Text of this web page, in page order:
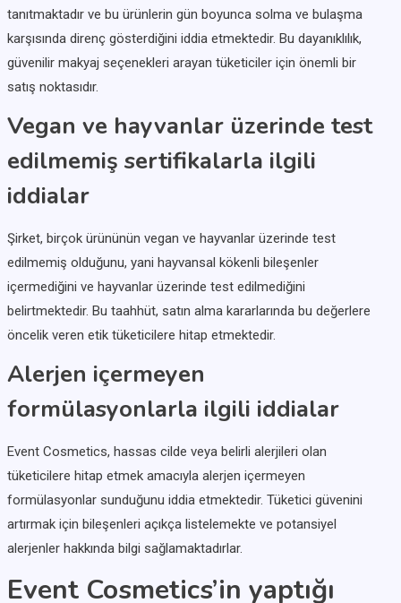
tanıtmaktadır ve bu ürünlerin gün boyunca solma ve bulaşma
karşısında direnç gösterdiğini iddia etmektedir. Bu dayanıklılık,
güvenilir makyaj seçenekleri arayan tüketiciler için önemli bir
satış noktasıdır.
Vegan ve hayvanlar üzerinde test
edilmemiş sertifikalarla ilgili
iddialar
Şirket, birçok ürününün vegan ve hayvanlar üzerinde test
edilmemiş olduğunu, yani hayvansal kökenli bileşenler
içermediğini ve hayvanlar üzerinde test edilmediğini
belirtmektedir. Bu taahhüt, satın alma kararlarında bu değerlere
öncelik veren etik tüketicilere hitap etmektedir.
Alerjen içermeyen
formülasyonlarla ilgili iddialar
Event Cosmetics, hassas cilde veya belirli alerjileri olan
tüketicilere hitap etmek amacıyla alerjen içermeyen
formülasyonlar sunduğunu iddia etmektedir. Tüketici güvenini
artırmak için bileşenleri açıkça listelemekte ve potansiyel
alerjenler hakkında bilgi sağlamaktadırlar.
Event Cosmetics’in yaptığı